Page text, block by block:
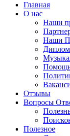
Главная
О нас
Наши
Наши
Отзывы
Вопросы
Полезное